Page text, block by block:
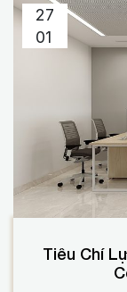
27
01
Tiêu Chí